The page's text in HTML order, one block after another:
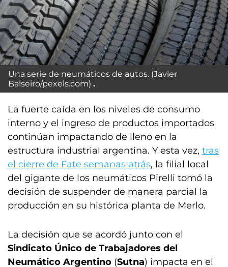
Una serie de neumáticos de autos. (Javier
Balseiro/pexels.com)
La fuerte caída en los niveles de consumo
interno y el ingreso de productos importados
continúan impactando de lleno en la
estructura industrial argentina. Y esta vez, tras
el cierre de Fate semanas atrás, la filial local
del gigante de los neumáticos Pirelli tomó la
decisión de suspender de manera parcial la
producción en su histórica planta de Merlo.
La decisión que se acordó junto con el
Sindicato Único de Trabajadores del
Neumático Argentino (Sutna) impacta en el